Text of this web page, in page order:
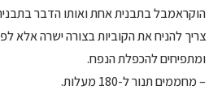
הוקראמבל בתבנית אחת ואותו הדבר
צריך להניח את הקוביות בצורה ישרה אלא
ומתפיחים להכפלת הנפח.
– מחממים תנור ל-180 מעלות.